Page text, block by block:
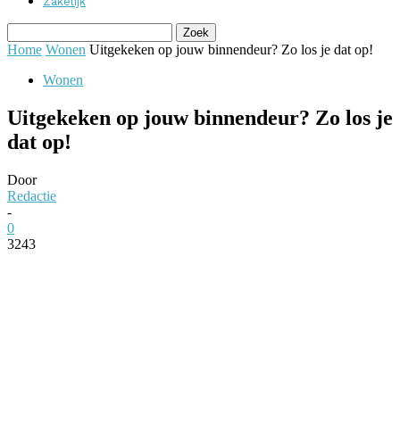
Home Wonen Uitgekeken op jouw binnendeur? Zo los je dat op!
Wonen
Uitgekeken op jouw binnendeur? Zo los je
dat op!
Door
Redactie
-
0
3243